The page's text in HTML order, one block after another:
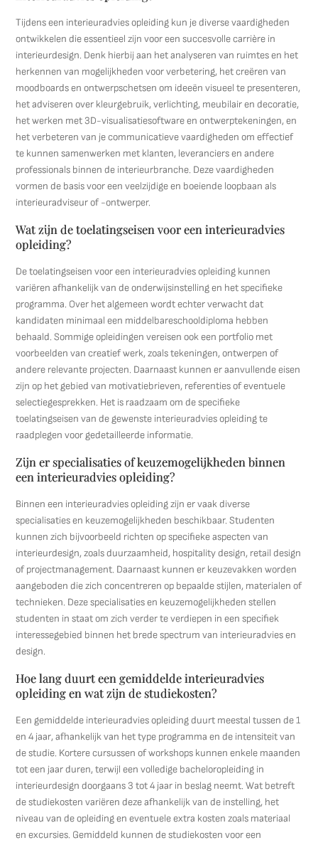
Tijdens een interieuradvies opleiding kun je diverse vaardigheden
ontwikkelen die essentieel zijn voor een succesvolle carrière in
interieurdesign. Denk hierbij aan het analyseren van ruimtes en het
herkennen van mogelijkheden voor verbetering, het creëren van
moodboards en ontwerpschetsen om ideeën visueel te presenteren,
het adviseren over kleurgebruik, verlichting, meubilair en decoratie,
het werken met 3D-visualisatiesoftware en ontwerptekeningen, en
het verbeteren van je communicatieve vaardigheden om effectief
te kunnen samenwerken met klanten, leveranciers en andere
professionals binnen de interieurbranche. Deze vaardigheden
vormen de basis voor een veelzijdige en boeiende loopbaan als
interieuradviseur of -ontwerper.
Wat zijn de toelatingseisen voor een interieuradvies
opleiding?
De toelatingseisen voor een interieuradvies opleiding kunnen
variëren afhankelijk van de onderwijsinstelling en het specifieke
programma. Over het algemeen wordt echter verwacht dat
kandidaten minimaal een middelbareschooldiploma hebben
behaald. Sommige opleidingen vereisen ook een portfolio met
voorbeelden van creatief werk, zoals tekeningen, ontwerpen of
andere relevante projecten. Daarnaast kunnen er aanvullende eisen
zijn op het gebied van motivatiebrieven, referenties of eventuele
selectiegesprekken. Het is raadzaam om de specifieke
toelatingseisen van de gewenste interieuradvies opleiding te
raadplegen voor gedetailleerde informatie.
Zijn er specialisaties of keuzemogelijkheden binnen
een interieuradvies opleiding?
Binnen een interieuradvies opleiding zijn er vaak diverse
specialisaties en keuzemogelijkheden beschikbaar. Studenten
kunnen zich bijvoorbeeld richten op specifieke aspecten van
interieurdesign, zoals duurzaamheid, hospitality design, retail design
of projectmanagement. Daarnaast kunnen er keuzevakken worden
aangeboden die zich concentreren op bepaalde stijlen, materialen of
technieken. Deze specialisaties en keuzemogelijkheden stellen
studenten in staat om zich verder te verdiepen in een specifiek
interessegebied binnen het brede spectrum van interieuradvies en
design.
Hoe lang duurt een gemiddelde interieuradvies
opleiding en wat zijn de studiekosten?
Een gemiddelde interieuradvies opleiding duurt meestal tussen de 1
en 4 jaar, afhankelijk van het type programma en de intensiteit van
de studie. Kortere cursussen of workshops kunnen enkele maanden
tot een jaar duren, terwijl een volledige bacheloropleiding in
interieurdesign doorgaans 3 tot 4 jaar in beslag neemt. Wat betreft
de studiekosten variëren deze afhankelijk van de instelling, het
niveau van de opleiding en eventuele extra kosten zoals materiaal
en excursies. Gemiddeld kunnen de studiekosten voor een